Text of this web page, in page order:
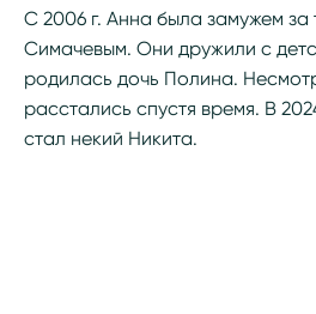
С 2006 г. Анна была замужем
Симачевым. Они дружили с
родилась дочь Полина.
расстались спустя время. В
стал некий Никита.